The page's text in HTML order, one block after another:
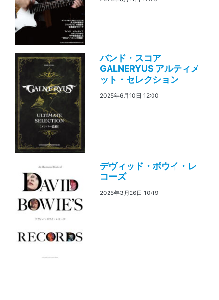
バンド・スコア
GALNERYUS アルティメ
ット・セレクション
2025年6月10日 12:00
デヴィッド・ボウイ・レ
コーズ
2025年3月26日 10:19